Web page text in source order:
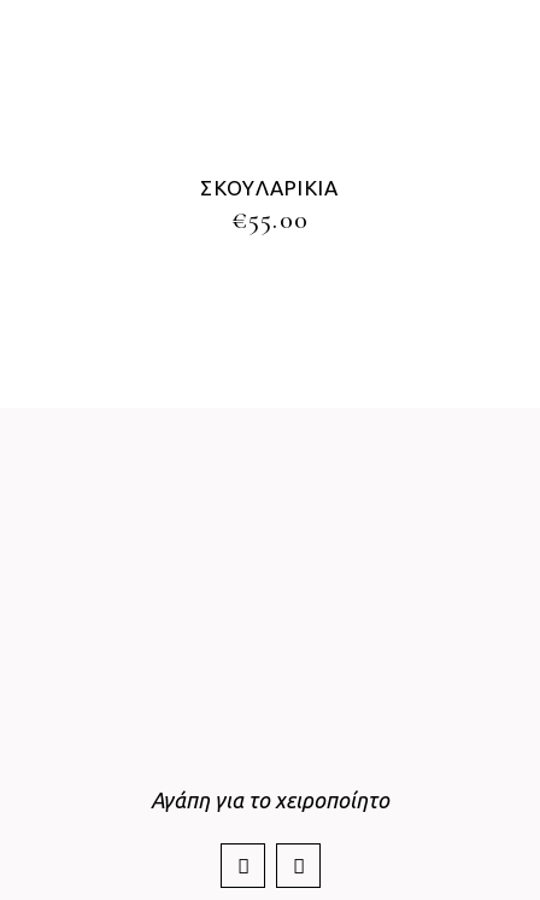
ΣΚΟΥΛΑΡΊΚΙΑ
€55.00
Αγάπη για το χειροποίητο